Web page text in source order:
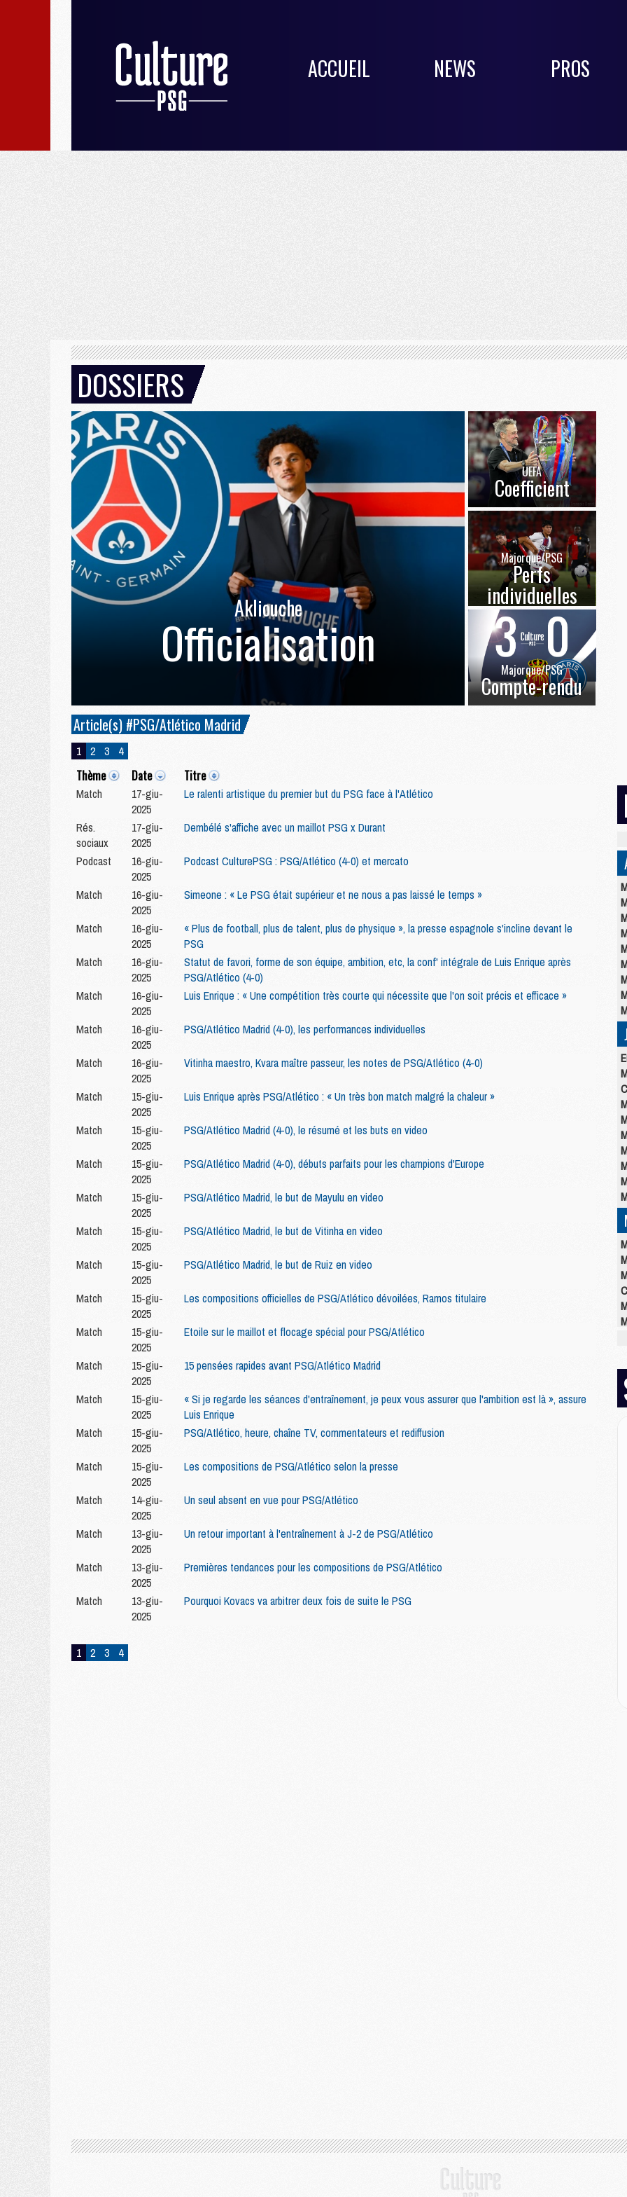
ACCUEIL NEWS PROS
DOSSIERS
Akliouche
Officialisation
UEFA
Coefficient
Majorque/PSG
Perfs
individuelles
Majorque/PSG
Compte-rendu
Article(s) #PSG/Atlético Madrid
1 2 3 4
Thème Date Titre
Match
17-giu-
2025
Le ralenti artistique du premier but du PSG face à l'Atlético
Rés.
sociaux
17-giu-
2025
Dembélé s'affiche avec un maillot PSG x Durant
Podcast
16-giu-
2025
Podcast CulturePSG : PSG/Atlético (4-0) et mercato
Match
16-giu-
2025
Simeone : « Le PSG était supérieur et ne nous a pas laissé le temps »
Match
16-giu-
2025
« Plus de football, plus de talent, plus de physique », la presse espagnole s'incline devant le
PSG
Match
16-giu-
2025
Statut de favori, forme de son équipe, ambition, etc, la conf' intégrale de Luis Enrique après
PSG/Atlético (4-0)
Match
16-giu-
2025
Luis Enrique : « Une compétition très courte qui nécessite que l'on soit précis et efficace »
Match
16-giu-
2025
PSG/Atlético Madrid (4-0), les performances individuelles
Match
16-giu-
2025
Vitinha maestro, Kvara maître passeur, les notes de PSG/Atlético (4-0)
Match
15-giu-
2025
Luis Enrique après PSG/Atlético : « Un très bon match malgré la chaleur »
Match
15-giu-
2025
PSG/Atlético Madrid (4-0), le résumé et les buts en video
Match
15-giu-
2025
PSG/Atlético Madrid (4-0), débuts parfaits pour les champions d'Europe
Match
15-giu-
2025
PSG/Atlético Madrid, le but de Mayulu en video
Match
15-giu-
2025
PSG/Atlético Madrid, le but de Vitinha en video
Match
15-giu-
2025
PSG/Atlético Madrid, le but de Ruiz en video
Match
15-giu-
2025
Les compositions officielles de PSG/Atlético dévoilées, Ramos titulaire
Match
15-giu-
2025
Etoile sur le maillot et flocage spécial pour PSG/Atlético
Match
15-giu-
2025
15 pensées rapides avant PSG/Atlético Madrid
Match
15-giu-
2025
« Si je regarde les séances d'entraînement, je peux vous assurer que l'ambition est là », assure
Luis Enrique
Match
15-giu-
2025
PSG/Atlético, heure, chaîne TV, commentateurs et rediffusion
Match
15-giu-
2025
Les compositions de PSG/Atlético selon la presse
Match
14-giu-
2025
Un seul absent en vue pour PSG/Atlético
Match
13-giu-
2025
Un retour important à l'entraînement à J-2 de PSG/Atlético
Match
13-giu-
2025
Premières tendances pour les compositions de PSG/Atlético
Match
13-giu-
2025
Pourquoi Kovacs va arbitrer deux fois de suite le PSG
1 2 3 4